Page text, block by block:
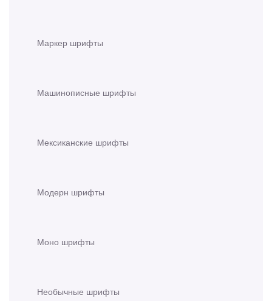
Маркер шрифты
Машинописные шрифты
Мексиканские шрифты
Модерн шрифты
Моно шрифты
Необычные шрифты